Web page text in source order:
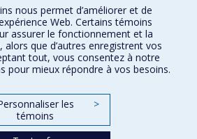
SCIENCES
nous permet d’améliorer et de
Web. Certains témoins
assurer le fonctionnement et la
alors que d’autres enregistrent vos
tout, vous consentez à notre
pour mieux répondre à vos besoins.
les
témoins
>